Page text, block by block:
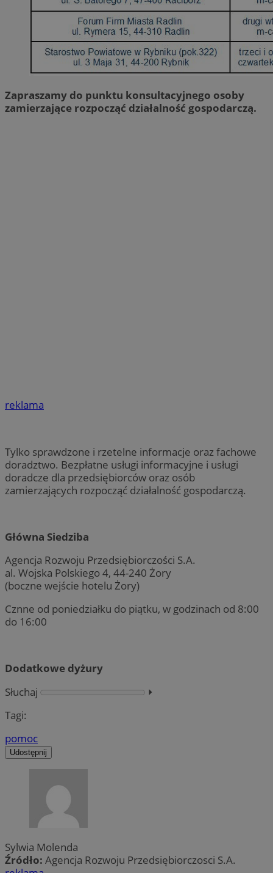
Zapraszamy do punktu konsultacyjnego osoby
zamierzające rozpocząć działalność gospodarczą.
reklama
Tylko sprawdzone i rzetelne informacje oraz fachowe
doradztwo. Bezpłatne usługi informacyjne i usługi
doradcze dla przedsiębiorców oraz osób
zamierzających rozpocząć działalność gospodarczą.
Główna Siedziba
Agencja Rozwoju Przedsiębiorczości S.A.
al. Wojska Polskiego 4, 44-240 Żory
(boczne wejście hotelu Żory)
Cznne od poniedziałku do piątku, w godzinach od 8:00
do 16:00
Dodatkowe dyżury
Słuchaj
⏵︎
Tagi:
pomoc
Udostępnij
Sylwia Molenda
Źródło: Agencja Rozwoju Przedsiębiorczosci S.A.